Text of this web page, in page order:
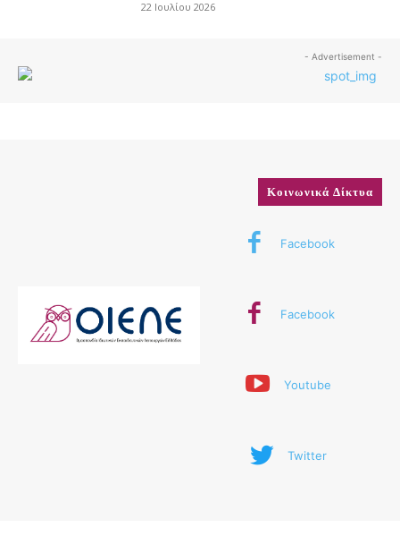
22 Ιουλίου 2026
- Advertisement -
Κοινωνικά Δίκτυα
Facebook
Facebook
Youtube
Twitter